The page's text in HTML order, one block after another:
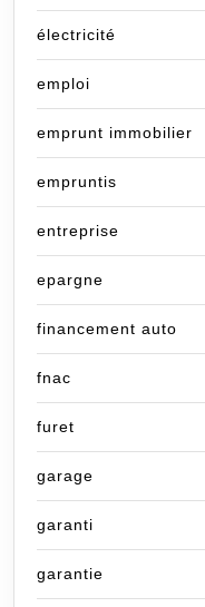
électricité
emploi
emprunt immobilier
empruntis
entreprise
epargne
financement auto
fnac
furet
garage
garanti
garantie